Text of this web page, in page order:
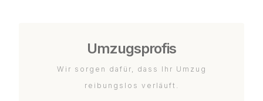
Umzugsprofis
Wir sorgen dafür, dass Ihr Umzug
reibungslos verläuft.